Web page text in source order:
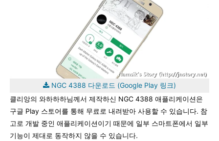
NGC 4388 다운로드 (Google Play 링크)
클리앙의 와하하하님께서 제작하신 NGC 4388 애플리케이션은
구글 Play 스토어를 통해 무료로 내려받아 사용할 수 있습니다. 참
고로 개발 중인 애플리케이션이기 때문에 일부 스마트폰에서 일부
기능이 제대로 동작하지 않을 수 있습니다.